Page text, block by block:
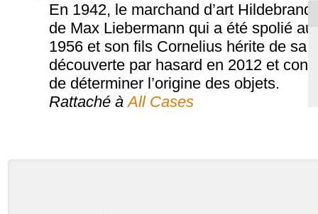
En 1942, le marchand d’art
de Max Liebermann qui a été spolié
1956 et son fils Cornelius hérite de sa
découverte par hasard en 2012 et
de déterminer l’origine des objets.
Rattaché à All Cases